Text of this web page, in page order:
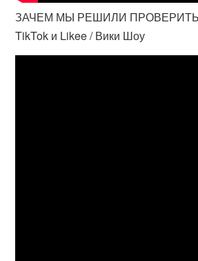
ЗАЧЕМ МЫ РЕШИЛИ
TikTok и Likee / Вики Шоу